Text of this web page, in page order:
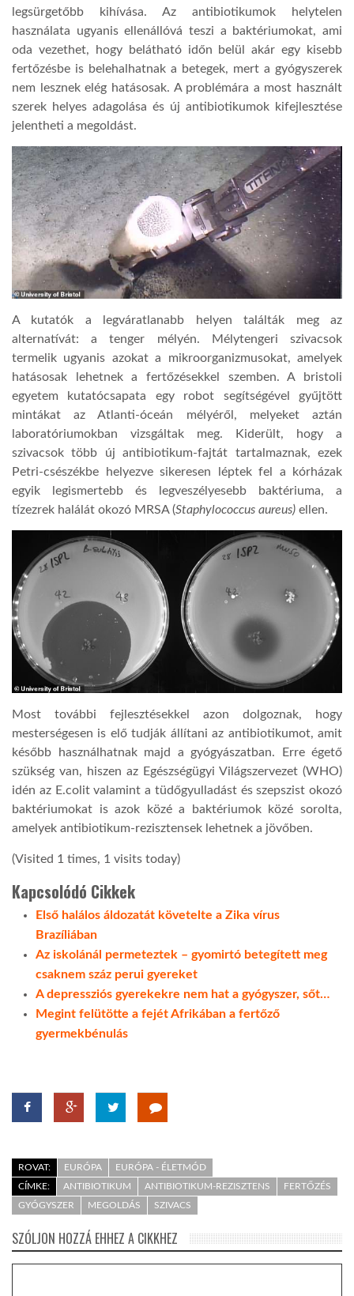
AFRIKA TUDÁSTÁR
A NAP SZÉPE
LINKTR.EE
GLOBOZSARU
DOBRAVERO.HU
LATIMO.HU
GLOBOBOOK
legsürgetőbb kihívása. Az antibiotikumok helytelen
használata ugyanis ellenállóvá teszi a baktériumokat, ami
oda vezethet, hogy belátható időn belül akár egy kisebb
fertőzésbe is belehalhatnak a betegek, mert a gyógyszerek
nem lesznek elég hatásosak. A problémára a most használt
szerek helyes adagolása és új antibiotikumok kifejlesztése
jelentheti a megoldást.
A kutatók a legváratlanabb helyen találták meg az
alternatívát: a tenger mélyén. Mélytengeri szivacsok
termelik ugyanis azokat a mikroorganizmusokat, amelyek
hatásosak lehetnek a fertőzésekkel szemben. A bristoli
egyetem kutatócsapata egy robot segítségével gyűjtött
mintákat az Atlanti-óceán mélyéről, melyeket aztán
laboratóriumokban vizsgáltak meg. Kiderült, hogy a
szivacsok több új antibiotikum-fajtát tartalmaznak, ezek
Petri-csészékbe helyezve sikeresen léptek fel a kórházak
egyik legismertebb és legveszélyesebb baktériuma, a
tízezrek halálát okozó MRSA (Staphylococcus aureus) ellen.
Most további fejlesztésekkel azon dolgoznak, hogy
mesterségesen is elő tudják állítani az antibiotikumot, amit
később használhatnak majd a gyógyászatban. Erre égető
szükség van, hiszen az Egészségügyi Világszervezet (WHO)
idén az E.colit valamint a tüdőgyulladást és szepszist okozó
baktériumokat is azok közé a baktériumok közé sorolta,
amelyek antibiotikum-rezisztensek lehetnek a jövőben.
(Visited 1 times, 1 visits today)
Kapcsolódó Cikkek
Első halálos áldozatát követelte a Zika vírus
Brazíliában
Az iskolánál permeteztek – gyomirtó betegített meg
csaknem száz perui gyereket
A depressziós gyerekekre nem hat a gyógyszer, sőt…
Megint felütötte a fejét Afrikában a fertőző
gyermekbénulás
ROVAT: EURÓPA
EURÓPA - ÉLETMÓD
CÍMKE:
ANTIBIOTIKUM ANTIBIOTIKUM-REZISZTENS
FERTŐZÉS
GYÓGYSZER
MEGOLDÁS SZIVACS
SZÓLJON HOZZÁ EHHEZ A CIKKHEZ